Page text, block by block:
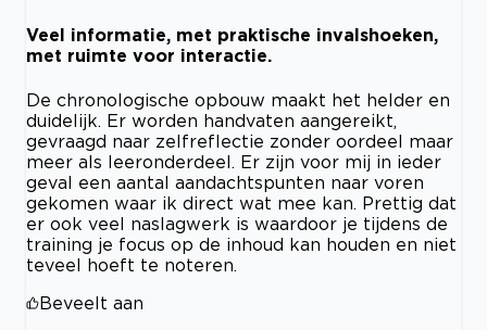
Veel informatie, met praktische invalshoeken,
met ruimte voor interactie.
De chronologische opbouw maakt het helder en
duidelijk. Er worden handvaten aangereikt,
gevraagd naar zelfreflectie zonder oordeel maar
meer als leeronderdeel. Er zijn voor mij in ieder
geval een aantal aandachtspunten naar voren
gekomen waar ik direct wat mee kan. Prettig dat
er ook veel naslagwerk is waardoor je tijdens de
training je focus op de inhoud kan houden en niet
teveel hoeft te noteren.
Beveelt aan